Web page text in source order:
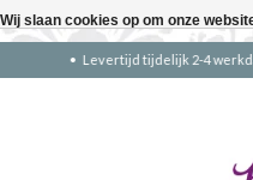
Gratis
Wij slaan cookies op om onze